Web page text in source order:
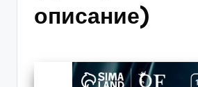
описание)